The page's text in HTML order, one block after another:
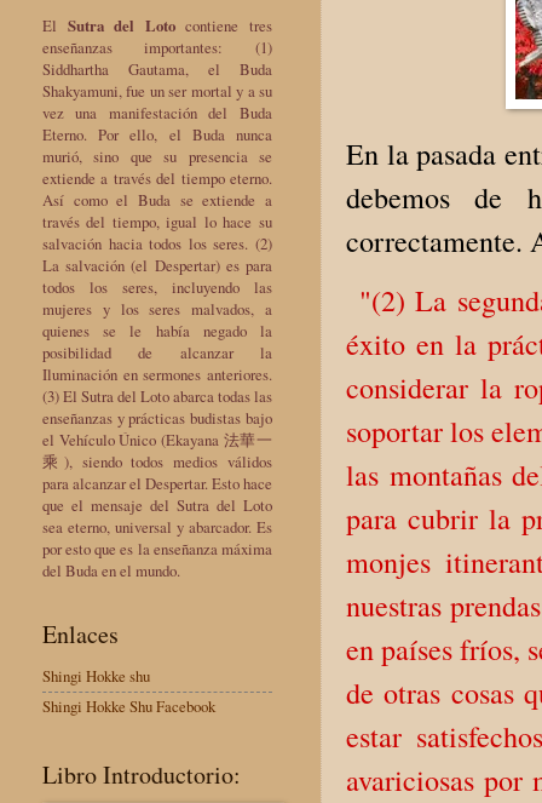
En la pasada
debemos de
correctamente.
"(2) La
éxito en la
considerar la
soportar los
las montañas
para cubrir la
monjes
nuestras
en países fríos,
de otras cosas
estar
avariciosas por
El Sutra del Lotocontiene tres
enseñanzas importantes: (1)
Siddhartha Gautama, el Buda
Shakyamuni, fue un ser mortal y a su
vez una manifestación del Buda
Eterno. Por ello, el Buda nunca
murió, sino que su presencia se
extiende a través del tiempo eterno.
Así como el Buda se extiende a
través del tiempo, igual lo hace su
salvación hacia todos los seres. (2)
La salvación (el Despertar) es para
todos los seres, incluyendo las
mujeres y los seres malvados, a
quienes se le había negado la
posibilidad de alcanzar la
Iluminación en sermones anteriores.
(3) El Sutra del Loto abarca todas las
enseñanzas y prácticas budistas bajo
el Vehículo Único (Ekayana 法華一
乘), siendo todos medios válidos
para alcanzar el Despertar. Esto hace
que el mensaje del Sutra del Loto
sea eterno, universal y abarcador. Es
por esto que es la enseñanza máxima
del Buda en el mundo.
Enlaces
Shingi Hokke shu
Shingi Hokke Shu Facebook
Libro Introductorio: